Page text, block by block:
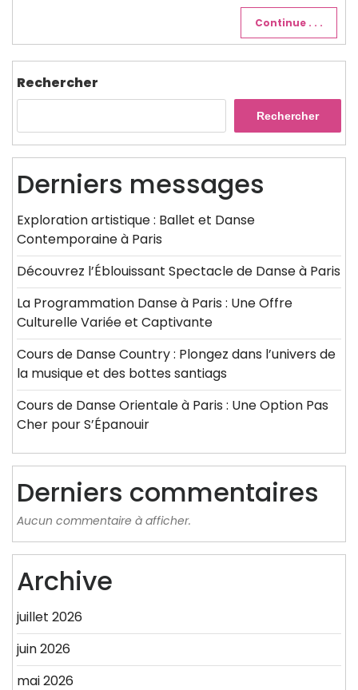
Continue . . .
Rechercher
Rechercher
Derniers messages
Exploration artistique : Ballet et Danse
Contemporaine à Paris
Découvrez l’Éblouissant Spectacle de Danse à Paris
La Programmation Danse à Paris : Une Offre
Culturelle Variée et Captivante
Cours de Danse Country : Plongez dans l’univers de
la musique et des bottes santiags
Cours de Danse Orientale à Paris : Une Option Pas
Cher pour S’Épanouir
Derniers commentaires
Aucun commentaire à afficher.
Archive
juillet 2026
juin 2026
mai 2026